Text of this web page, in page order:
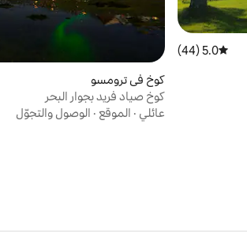
متوسط التقييم 5.0 من 5، 44 مراجعات
5.0 (44)
كوخ في ترومسو
كوخ صياد فريد بجوار البحر
عائلي · الموقع · الوصول والتجوّل